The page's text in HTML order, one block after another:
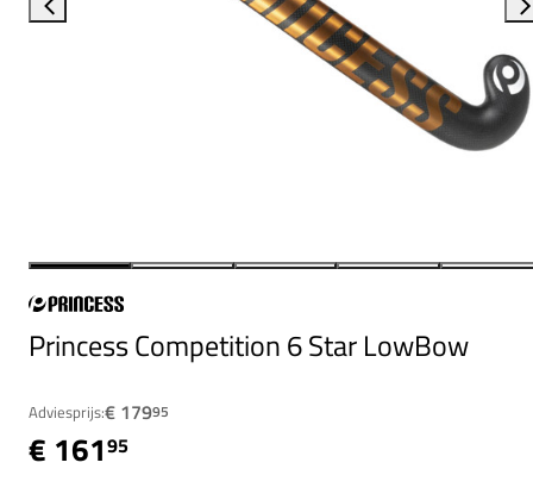
Princess Competition 6 Star LowBow
Adviesprijs:€ 17995
€ 16195